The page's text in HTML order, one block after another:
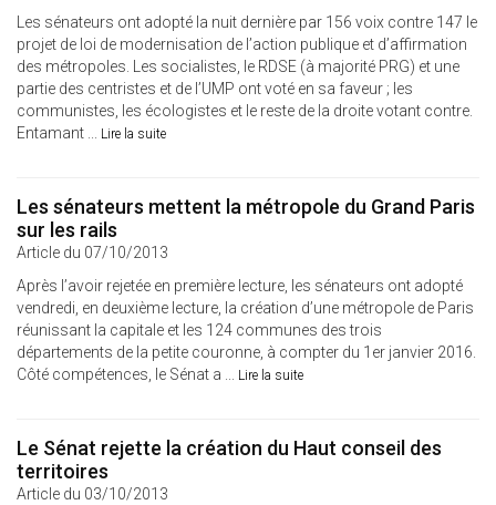
Les sénateurs ont adopté la nuit dernière par 156 voix contre 147 le
projet de loi de modernisation de l’action publique et d’affirmation
des métropoles. Les socialistes, le RDSE (à majorité PRG) et une
partie des centristes et de l’UMP ont voté en sa faveur ; les
communistes, les écologistes et le reste de la droite votant contre.
Entamant ... Lire la suite
Les sénateurs mettent la métropole du Grand Paris
sur les rails
Article du 07/10/2013
Après l’avoir rejetée en première lecture, les sénateurs ont adopté
vendredi, en deuxième lecture, la création d’une métropole de Paris
réunissant la capitale et les 124 communes des trois
départements de la petite couronne, à compter du 1er janvier 2016.
Côté compétences, le Sénat a ... Lire la suite
Le Sénat rejette la création du Haut conseil des
territoires
Article du 03/10/2013